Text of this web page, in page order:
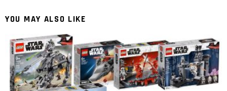
YOU MAY ALSO LIKE